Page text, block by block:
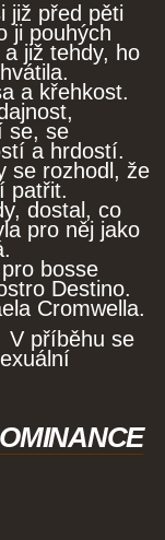
již před pěti
ji pouhých
již tehdy, ho
a křehkost.
se, se
a hrdostí.
se rozhodl, že
patřit.
dostal, co
pro něj jako
bosse
Destino.
Cromwella.
V příběhu se